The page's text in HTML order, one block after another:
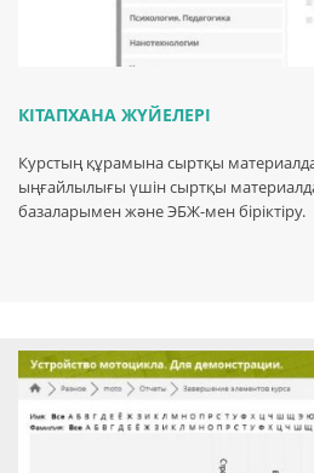
КІТАПХАНА ЖҮЙЕЛЕРІ
Курстың құрамына сыртқы
ыңғайлылығы үшін сыртқы
базаларымен және ЭБЖ-мен біріктіру.